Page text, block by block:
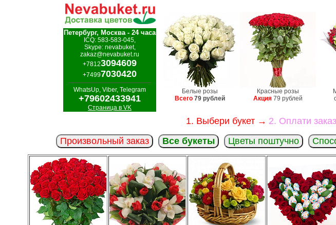
Петербург, Москва - 24 часа
ICQ: 583-583-045,
Skype: nevabuket,
zakaz@nevabuket.ru
+78123094609
+74997030420
WhatsUp, Viber, Telegram
+79602433941
Страница в VK
Белые розы
Всего 79 рублей
Красные розы
Акция 79 рублей
1. Выбери букет → 2. Оплати
Произвольный заказ
Все букеты Цветы поштучно